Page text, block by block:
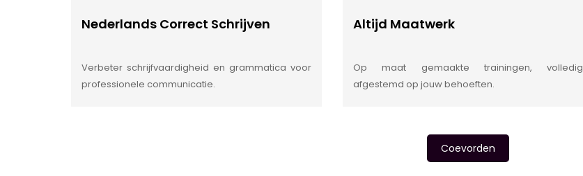
Nederlands Correct Schrijven
Verbeter schrijfvaardigheid en grammatica voor
professionele communicatie.
Altijd Maatwerk
Op maat gemaakte trainingen, volledig
afgestemd op jouw behoeften.
Coevorden